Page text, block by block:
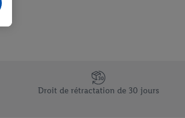
Droit de rétractation de 30 jours